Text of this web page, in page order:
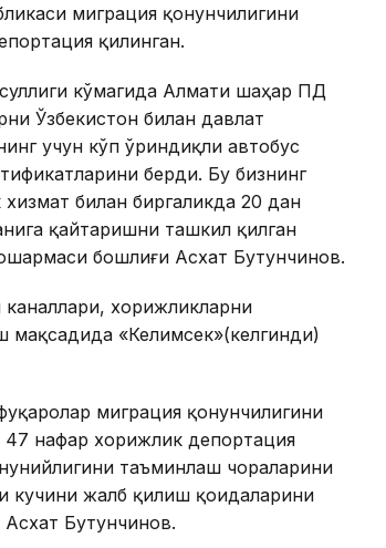
миграция қонунчилигини
қилинган.
кўмагида Алмати шаҳар ПД
Ўзбекистон билан давлат
учун кўп ўриндиқли автобус
берди. Бу бизнинг
билан биргаликда 20 дан
қайтаришни ташкил қилган
бошлиғи Aсхат Бутунчинов.
хорижликларни
«Келимсек»(келгинди)
миграция қонунчилигини
47 нафар хорижлик депортация
таъминлаш чораларини
кучини жалб қилиш қоидаларини
Бутунчинов.